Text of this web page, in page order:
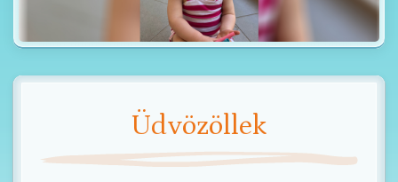
i
o
Üdvözöllek